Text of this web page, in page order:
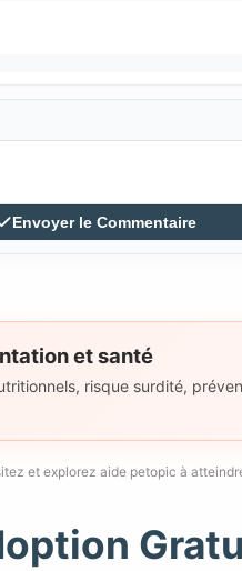
Envoyer le Commentaire
et santé
risque surdité,
et explorez aide petopic à